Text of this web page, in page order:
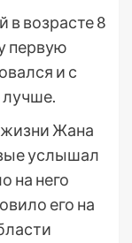
в возрасте 8
первую
и с
Жана
услышал
на него
его на